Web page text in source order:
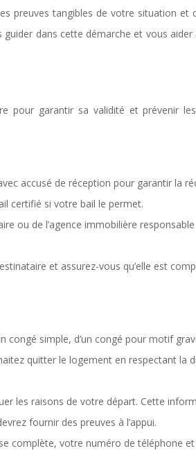
preuves tangibles de votre situation et
dans cette démarche et vous
pour garantir sa validité et prévenir
accusé de réception pour garantir la
certifié si votre bail le permet.
ou de l’agence immobilière
et assurez-vous qu’elle est
congé simple, d’un congé pour motif
quitter le logement en respectant la
les raisons de votre départ. Cette
fournir des preuves à l’appui.
complète, votre numéro de téléphone